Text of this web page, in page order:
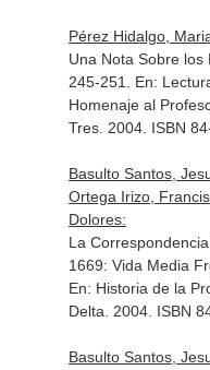
Pérez Hidalgo,
Una Nota Sobre los
245-251. En:
Homenaje al
Tres. 2004. ISBN
Basulto Santos,
Ortega Irizo,
Dolores:
La
1669: Vida Media
En: Historia de la
Delta. 2004. ISBN
Basulto Santos,